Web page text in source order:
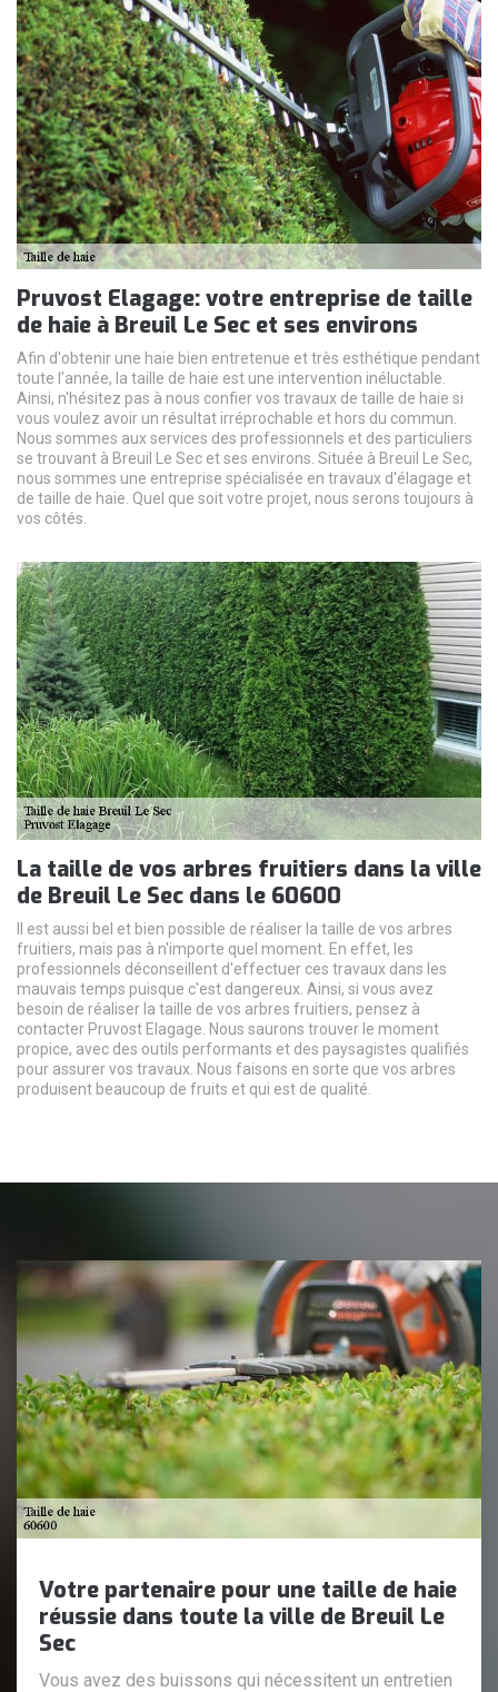
Pruvost Elagage: votre entreprise de taille
de haie à Breuil Le Sec et ses environs
Afin d'obtenir une haie bien entretenue et très esthétique pendant
toute l'année, la taille de haie est une intervention inéluctable.
Ainsi, n'hésitez pas à nous confier vos travaux de taille de haie si
vous voulez avoir un résultat irréprochable et hors du commun.
Nous sommes aux services des professionnels et des particuliers
se trouvant à Breuil Le Sec et ses environs. Située à Breuil Le Sec,
nous sommes une entreprise spécialisée en travaux d'élagage et
de taille de haie. Quel que soit votre projet, nous serons toujours à
vos côtés.
La taille de vos arbres fruitiers dans la ville
de Breuil Le Sec dans le 60600
Il est aussi bel et bien possible de réaliser la taille de vos arbres
fruitiers, mais pas à n'importe quel moment. En effet, les
professionnels déconseillent d'effectuer ces travaux dans les
mauvais temps puisque c'est dangereux. Ainsi, si vous avez
besoin de réaliser la taille de vos arbres fruitiers, pensez à
contacter Pruvost Elagage. Nous saurons trouver le moment
propice, avec des outils performants et des paysagistes qualifiés
pour assurer vos travaux. Nous faisons en sorte que vos arbres
produisent beaucoup de fruits et qui est de qualité.
Votre partenaire pour une taille de haie
réussie dans toute la ville de Breuil Le
Sec
Vous avez des buissons qui nécessitent un entretien